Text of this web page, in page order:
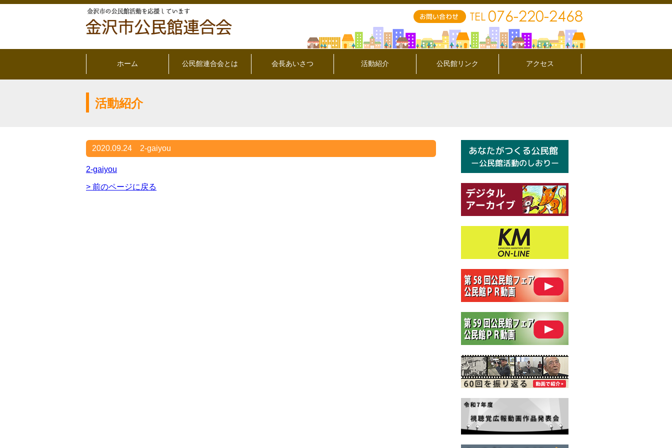
ホーム 公民館連合会とは 会長あいさつ 活動紹介 公民館リンク アクセス
活動紹介
2020.09.24 2-gaiyou
2-gaiyou
> 前のページに戻る